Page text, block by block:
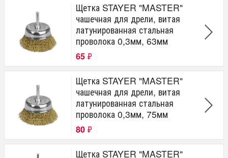
Щетка STAYER "MASTER"
чашечная для дрели, витая
латунированная стальная
проволока 0,3мм, 63мм
65 ₽
Щетка STAYER "MASTER"
чашечная для дрели, витая
латунированная стальная
проволока 0,3мм, 75мм
80 ₽
Щетка STAYER "MASTER"